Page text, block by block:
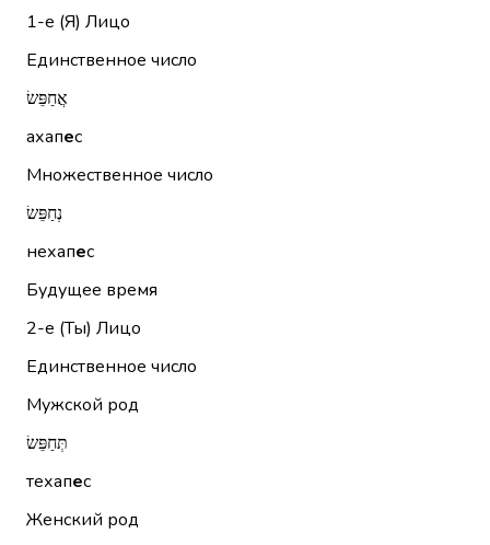
1-е (Я) Лицо
Единственное число
אֲחַפֵּשׂ
ахапес
Множественное число
נְחַפֵּשׂ
нехапес
Будущее время
2-е (Ты) Лицо
Единственное число
Мужской род
תְּחַפֵּשׂ
техапес
Женский род